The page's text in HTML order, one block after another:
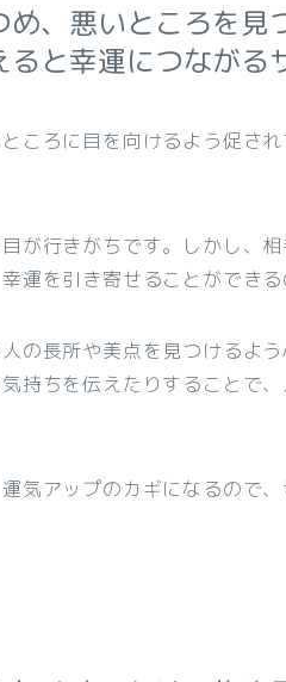
、悪いところを見
と幸運につながる
ころに目を向けるよう促さ
が行きがちです。しかし、
運を引き寄せることができる
の長所や美点を見つけるよ
持ちを伝えたりすることで
気アップのカギになるので、